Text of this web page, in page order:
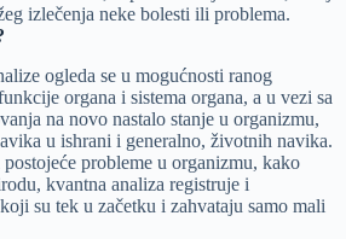
izlečenja neke bolesti ili problema.
ogleda se u mogućnosti ranog
organa i sistema organa, a u vezi sa
na novo nastalo stanje u organizmu,
u ishrani i generalno, životnih navika.
probleme u organizmu, kako
kvantna analiza registruje i
su tek u začetku i zahvataju samo mali